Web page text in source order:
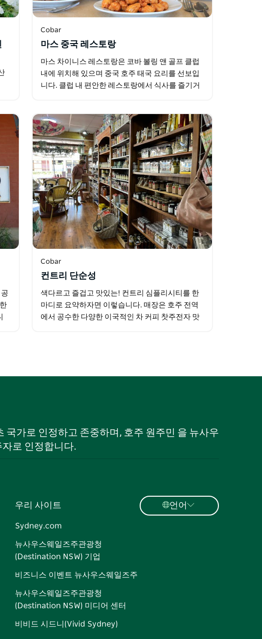
Cobar
마스 중국 레스토랑
마스 차이니스 레스토랑은 코바 볼링 앤 골프 클럽
내에 위치해 있으며 중국 호주 태국 요리를 선보입
니다. 클럽 내 편안한 레스토랑에서 식사를 즐기거
Cobar
컨트리 단순성
색다르고 즐겁고 맛있는! 컨트리 심플리시티를 한
마디로 요약하자면 이렇습니다. 매장은 호주 전역
에서 공수한 다양한 이국적인 차 커피 찻주전자 맛
가로 인정하고 존중하며, 호주 원주민 을 뉴사우
로 인정합니다.
우리 사이트
Sydney.com
뉴사우스웨일즈주관광청
(Destination NSW) 기업
비즈니스 이벤트 뉴사우스웨일즈주
뉴사우스웨일즈주관광청
(Destination NSW) 미디어 센터
비비드 시드니(Vivid Sydney)
언어